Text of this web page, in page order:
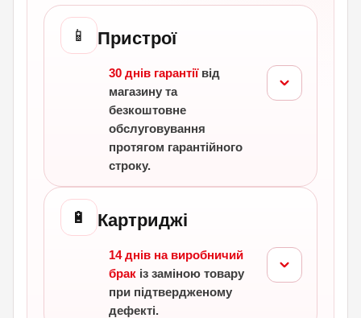
📱 Пристрої
30 днів гарантіївід
магазину та
безкоштовне
обслуговування
протягом гарантійного
строку.
🔋 Картриджі
14 днів на виробничий
брак із заміною товару
при підтвердженому
дефекті.